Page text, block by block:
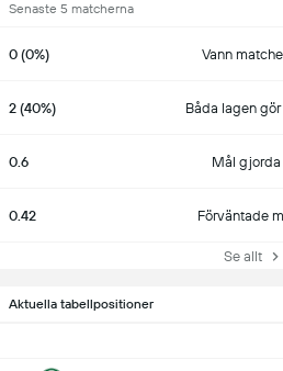
Senaste 5 matcherna
0 (0%) Vann
2 (40%) Båda lagen gör
0.6 Mål gjorda
0.42 Förväntade
Se allt
Aktuella tabellpositioner